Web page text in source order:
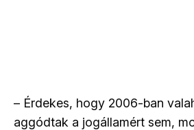
– Érdekes, hogy 2006-ban
aggódtak a jogállamért sem,